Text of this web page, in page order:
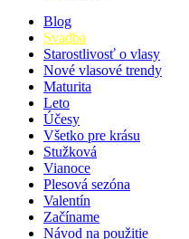
Blog
Svadba
Starostlivosť o vlasy
Nové vlasové trendy
Maturita
Leto
Účesy
Všetko pre krásu
Stužková
Vianoce
Plesová sezóna
Valentín
Začíname
Návod na použitie